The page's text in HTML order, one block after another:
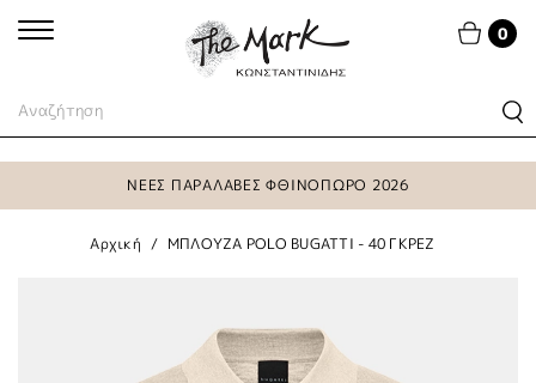
0
ΝΕΕΣ ΠΑΡΑΛΑΒΕΣ ΦΘΙΝΟΠΩΡΟ 2026
Αρχική ΜΠΛΟΥΖΑ POLO BUGATTI - 40 ΓΚΡΕΖ